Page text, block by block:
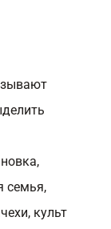
семья,
культ